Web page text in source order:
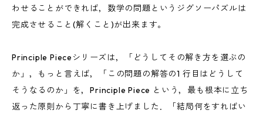
わせることができれば，数学の問題というジグソーパズルは
完成させること(解くこと)が出来ます。
Principle Pieceシリーズは，「どうしてその解き方を選ぶの
か」，もっと言えば，「この問題の解答の1 行目はどうして
そうなるのか」を，Principle Piece という，最も根本に立ち
返った原則から丁寧に書き上げました．「結局何をすればい